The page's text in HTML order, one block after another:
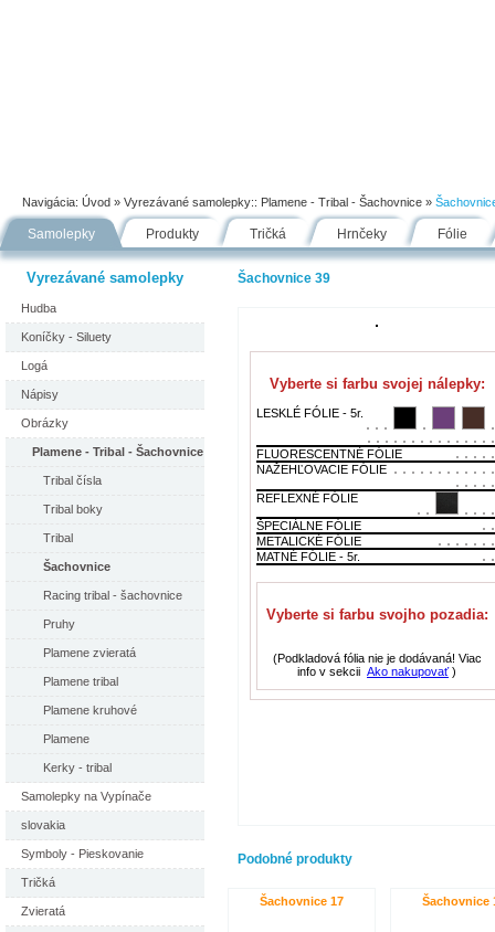
Navigácia: Úvod » Vyrezávané samolepky:: Plamene - Tribal - Šachovnice »
Samolepky Produkty Tričká Hrnčeky Fólie
Vyrezávané samolepky
Hudba
Koníčky - Siluety
Logá
Nápisy
Obrázky
Plamene - Tribal - Šachovnice
Tribal čísla
Tribal boky
Tribal
Šachovnice
Racing tribal - šachovnice
Pruhy
Plamene zvieratá
Plamene tribal
Plamene kruhové
Plamene
Kerky - tribal
Samolepky na Vypínače
slovakia
Symboly - Pieskovanie
Tričká
Zvieratá
Šachovnice 39
Vyberte si farbu svojej nálepky:
LESKLÉ FÓLIE - 5r.
FLUORESCENTNÉ FÓLIE
NAŽEHĽOVACIE FÓLIE
REFLEXNÉ FÓLIE
ŠPECIÁLNE FÓLIE
METALICKÉ FÓLIE
MATNÉ FÓLIE - 5r.
Vyberte si farbu svojho pozadia:
(Podkladová fólia nie je dodávaná! Viac
info v sekcii Ako nakupovať )
Podobné produkty
Šachovnice 17 Šachovnice